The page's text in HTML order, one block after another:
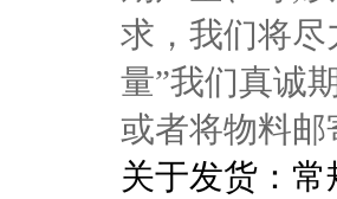
求，我们将
量”我们真诚
或者将物料
关于发货：